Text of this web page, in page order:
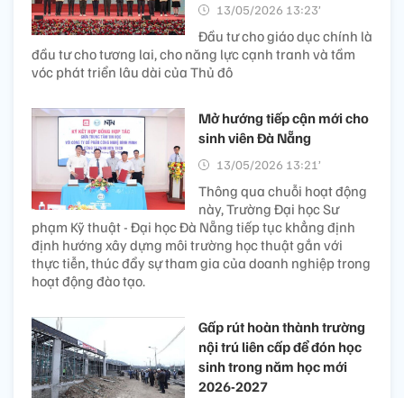
13/05/2026 13:23’
Đầu tư cho giáo dục chính là
đầu tư cho tương lai, cho năng lực cạnh tranh và tầm
vóc phát triển lâu dài của Thủ đô
Mở hướng tiếp cận mới cho
sinh viên Đà Nẵng
13/05/2026 13:21’
Thông qua chuỗi hoạt động
này, Trường Đại học Sư
phạm Kỹ thuật - Đại học Đà Nẵng tiếp tục khẳng định
định hướng xây dựng môi trường học thuật gắn với
thực tiễn, thúc đẩy sự tham gia của doanh nghiệp trong
hoạt động đào tạo.
Gấp rút hoàn thành trường
nội trú liên cấp để đón học
sinh trong năm học mới
2026-2027